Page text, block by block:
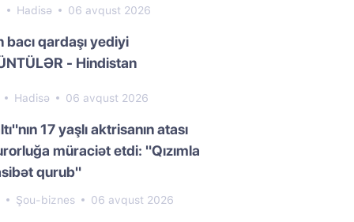
Hadisə 06 avqust 2026
bacı qardaşı yediyi
- Hindistan
Hadisə 06 avqust 2026
17 yaşlı aktrisanın atası
müraciət etdi: "Qızımla
qurub"
Şou-biznes 06 avqust 2026